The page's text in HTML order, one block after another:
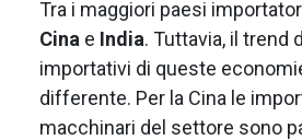
Tra i maggiori paesi
Cina e India. Tuttavia, il trend
importativi di queste
differente. Per la Cina le
macchinari del settore sono